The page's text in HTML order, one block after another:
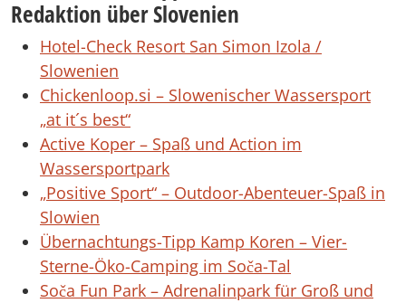
Redaktion über Slovenien
Hotel-Check Resort San Simon Izola /
Slowenien
Chickenloop.si – Slowenischer Wassersport
„at it´s best“
Active Koper – Spaß und Action im
Wassersportpark
„Positive Sport“ – Outdoor-Abenteuer-Spaß in
Slowien
Übernachtungs-Tipp Kamp Koren – Vier-
Sterne-Öko-Camping im Soča-Tal
Soča Fun Park – Adrenalinpark für Groß und